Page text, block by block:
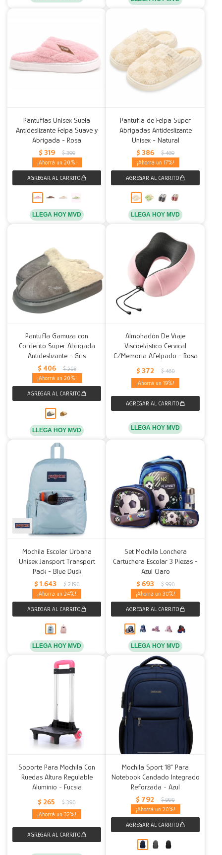
Pantuflas Unisex Suela
Antideslizante Felpa Suave y
Abrigada - Rosa
$ 319 $ 399
20
LLEGA HOY MVD
Pantufla de Felpa Super
Abrigadas Antideslizante
Unisex - Natural
$ 386 $ 469
17
LLEGA HOY MVD
Pantufla Gamuza con
Corderito Super Abrigada
Antideslizante - Gris
$ 406 $ 508
20
LLEGA HOY MVD
Almohadón De Viaje
Viscoelástico Cervical
C/Memoria Afelpado - Rosa
$ 372 $ 460
19
LLEGA HOY MVD
Mochila Escolar Urbana
Unisex Jansport Transport
Pack - Blue Dusk
$ 1.643 $ 2.190
24
LLEGA HOY MVD
Set Mochila Lonchera
Cartuchera Escolar 3 Piezas -
Azul Claro
$ 693 $ 990
30
LLEGA HOY MVD
Soporte Para Mochila Con
Ruedas Altura Regulable
Aluminio - Fucsia
$ 265 $ 390
32
Mochila Sport 18" Para
Notebook Candado Integrado
Reforzada - Azul
$ 792 $ 990
20